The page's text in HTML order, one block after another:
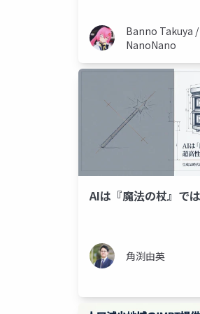
Banno Takuya /
NanoNano
AIは『魔法の杖』で
角渕由英